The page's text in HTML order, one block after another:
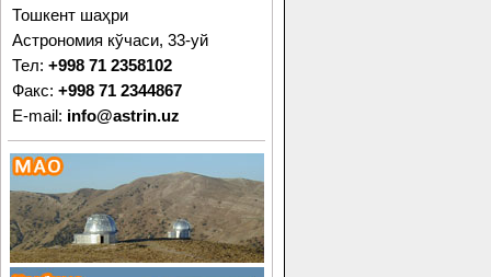
Тошкент шаҳри
Астрономия кўчаси, 33-уй
Тел: +998 71 2358102
Факс: +998 71 2344867
E-mail: info@astrin.uz